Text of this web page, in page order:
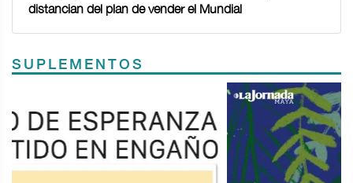
distancian del plan de vender el Mundial
SUPLEMENTOS